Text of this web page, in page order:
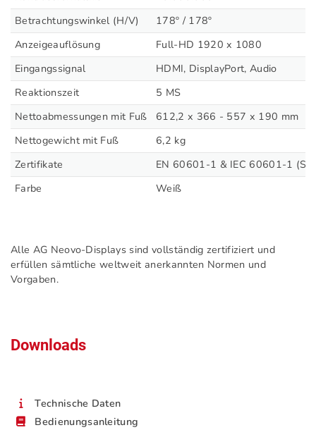
Betrachtungswinkel (H/V)
178º / 178º
Anzeigeauflösung
Full-HD 1920 x 1080
Eingangssignal
HDMI, DisplayPort, Audio
Reaktionszeit
5 MS
Nettoabmessungen mit Fuß
612,2 x 366 - 557 x 190 mm
Nettogewicht mit Fuß
6,2 kg
Zertifikate
EN 60601-1 & IEC 60601-1
Farbe
Weiß
Alle AG Neovo-Displays sind vollständig zertifiziert und
erfüllen sämtliche weltweit anerkannten Normen und
Vorgaben.
Downloads
Technische Daten
Bedienungsanleitung